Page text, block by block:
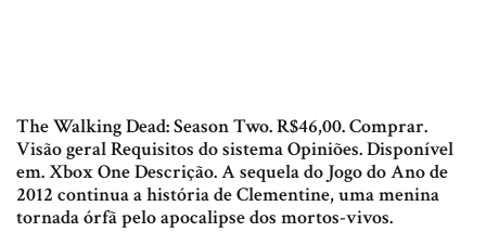
The Walking Dead: Season Two. R$46,00. Comprar.
Visão geral Requisitos do sistema Opiniões. Disponível
em. Xbox One Descrição. A sequela do Jogo do Ano de
2012 continua a história de Clementine, uma menina
tornada órfã pelo apocalipse dos mortos-vivos.